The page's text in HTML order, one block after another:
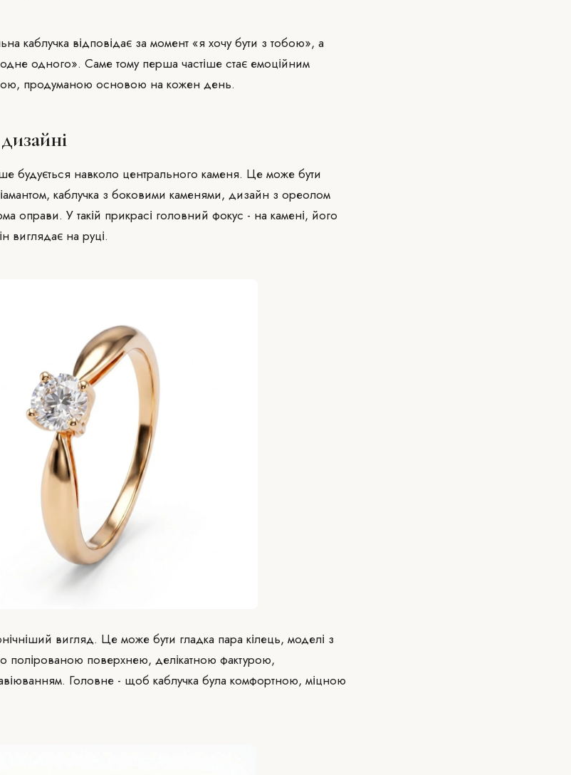
каблучка відповідає за момент «я хочу бути з тобою», а
одного». Саме тому перша частіше стає емоційним
продуманою основою на кожен день.
будується навколо центрального каменя. Це може бути
каблучка з боковими каменями, дизайн з ореолом
оправи. У такій прикрасі головний фокус - на камені, його
виглядає на руці.
вигляд. Це може бути гладка пара кілець, моделі з
полірованою поверхнею, делікатною фактурою,
Головне - щоб каблучка була комфортною, міцною